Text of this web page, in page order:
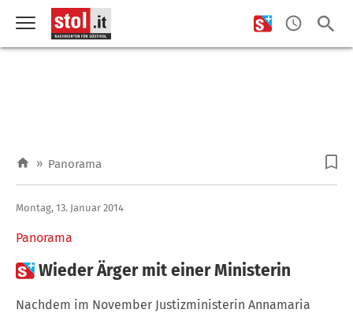
» Panorama
Panorama
Montag, 13. Januar 2014
Wieder Ärger mit einer Ministerin
Nachdem im November Justizministerin Annamaria